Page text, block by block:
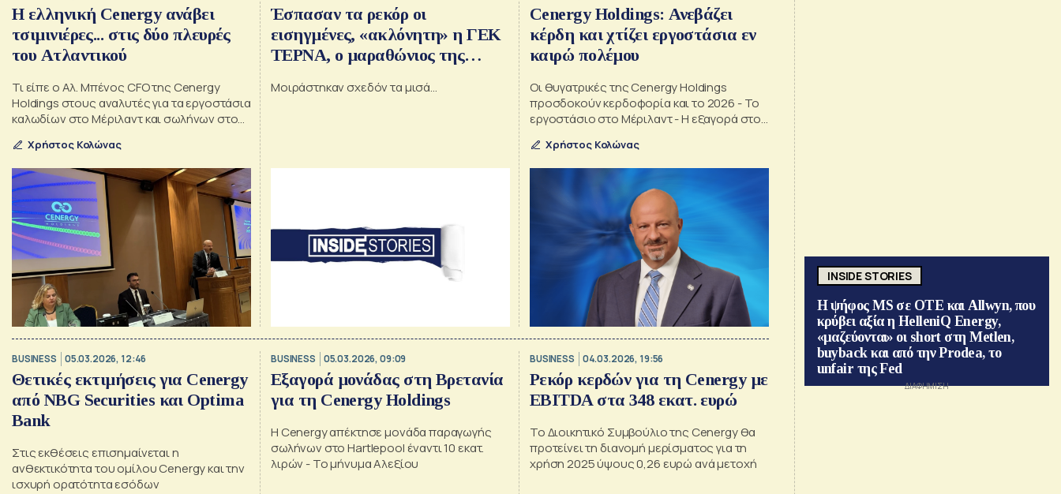
Η ελληνική Cenergy ανάβει
τσιμινιέρες... στις δύο πλευρές
του Ατλαντικού
Τι είπε ο Αλ. Μπένος CFO της Cenergy
Holdings στους αναλυτές για τα εργοστάσια
καλωδίων στο Μέριλαντ και σωλήνων στο
Χρήστος Κολώνας
Έσπασαν τα ρεκόρ οι
εισηγμένες, «ακλόνητη» η ΓΕΚ
ΤΕΡΝΑ, ο μαραθώνιος της
τα road show του ελληνικού
Μοιράστηκαν σχεδόν τα μισά…
Cenergy Holdings: Ανεβάζει
κέρδη και χτίζει εργοστάσια εν
καιρώ πολέμου
Οι θυγατρικές της Cenergy Holdings
προσδοκούν κερδοφορία και το 2026 - Το
εργοστάσιο στο Μέριλαντ - Η εξαγορά στο
Χρήστος Κολώνας
BUSINESS 05.03.2026, 12:46
Θετικές εκτιμήσεις για Cenergy
από NBG Securities και Optima
Bank
Στις εκθέσεις επισημαίνεται η
ανθεκτικότητα του ομίλου Cenergy και την
ισχυρή ορατότητα εσόδων
BUSINESS 05.03.2026, 09:09
Εξαγορά μονάδας στη Βρετανία
για τη Cenergy Holdings
Η Cenergy απέκτησε μονάδα παραγωγής
σωλήνων στο Hartlepool έναντι 10 εκατ.
λιρών - Το μήνυμα Αλεξίου
BUSINESS 04.03.2026, 19:56
Ρεκόρ κερδών για τη Cenergy με
EBITDA στα 348 εκατ. ευρώ
Το Διοικητικό Συμβούλιο της Cenergy θα
προτείνει τη διανομή μερίσματος για τη
χρήση 2025 ύψους 0,26 ευρώ ανά μετοχή
INSIDE STORIES
Η ψήφος MS σε ΟΤΕ και Allwyn, που
κρύβει αξία η HelleniQ Energy,
«μαζεύονται» οι short στη Metlen,
buyback και από την Prodea, το
unfair της Fed